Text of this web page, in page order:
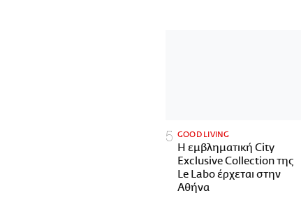
GOOD LIVING
Η εμβληματική City
Exclusive Collection της
Le Labo έρχεται στην
Αθήνα